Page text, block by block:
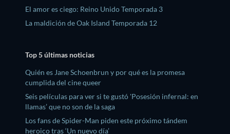
El amor es ciego: Reino Unido Temporada 3
La maldición de Oak Island Temporada 12
Top 5 últimas noticias
Quién es Jane Schoenbrun y por qué es la promesa
cumplida del cine queer
Seis películas para ver si te gustó 'Posesión infernal: en
llamas’ que no son de la saga
Los fans de Spider-Man piden este próximo tándem
heroico tras ‘Un nuevo día’